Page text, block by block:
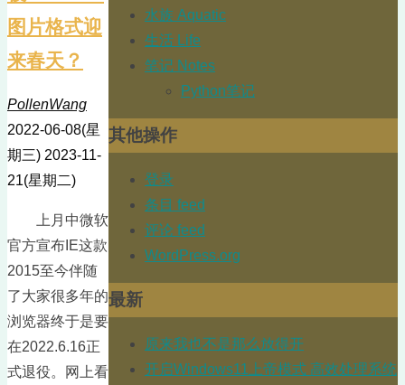
图片格式迎
来春天？
PollenWang
2022-06-08(星
期三) 2023-11-
21(星期二)
上月中微软
官方宣布IE这款
2015至今伴随
了大家很多年的
浏览器终于是要
在2022.6.16正
式退役。网上看
水族 Aquatic
生活 Life
笔记 Notes
Python笔记
其他操作
登录
条目 feed
评论 feed
WordPress.org
最新
原来我也不是那么放得开
开启Windows11上帝模式 高效处理系统